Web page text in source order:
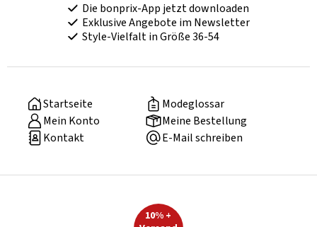
Die bonprix-App jetzt downloaden
Exklusive Angebote im Newsletter
Style-Vielfalt in Größe 36-54
Startseite
Modeglossar
Mein Konto
Meine Bestellung
Kontakt
E-Mail schreiben
10% +